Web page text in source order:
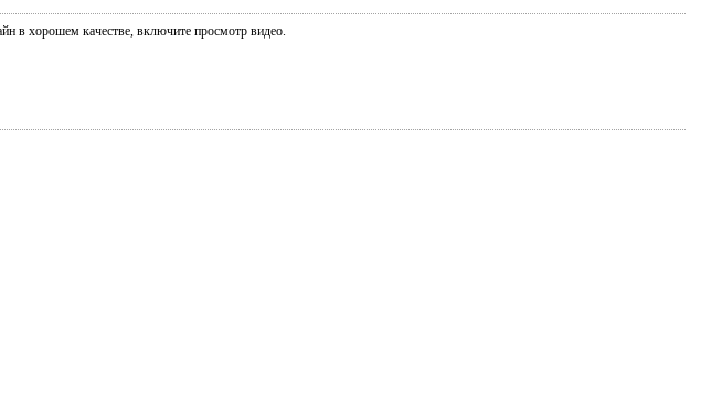
в хорошем качестве, включите просмотр видео.